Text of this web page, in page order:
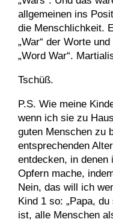
allgemeinen ins
die Menschlichkeit.
„War“ der Worte
„Word War“.
Tschüß.
P.S. Wie meine
wenn ich sie zu
guten Menschen zu
entsprechenden
entdecken, in denen
Opfern mache,
Nein, das will ich
Kind 1 so: „Papa,
ist, alle Menschen